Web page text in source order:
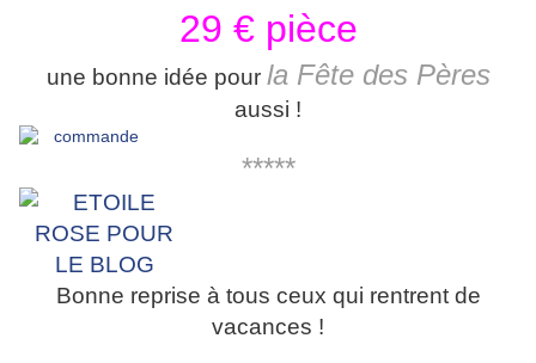
29 € pièce
une bonne idée pour la Fête des Pères
aussi !
*****
Bonne reprise à tous ceux qui rentrent de
vacances !